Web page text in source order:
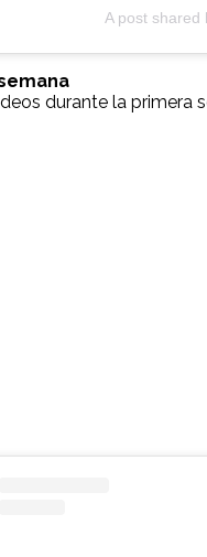
A post shared
durante la primera